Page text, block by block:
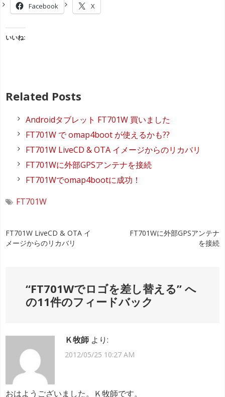
Facebook X
いいね:
Related Posts
Androidタブレット FT701W 買いました
FT701W で omap4boot が使えるかも??
FT701W LiveCD & OTA イメージからのリカバリ
FT701Wに外部GPSアンテナを接続
FT701Wでomap4bootに成功！
FT701W
投
ー
シ
ョ
ン
FT701W LiveCD & OTA イ
メージからのリカバリ
FT701Wに外部GPSアンテナ
を接続
“FT701Wでロゴを差し替える” へ
の11件のフィードバック
Ｋ牧師 より:
2012/05/25 10:27 AM
おはようございました。Ｋ牧師です。